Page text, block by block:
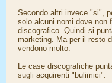
Secondo altri invece "si",
solo alcuni nomi dove non
discografico. Quindi si
marketing. Ma per il resto
vendono molto.
Le case discografiche
sugli acquirenti "bulimici".